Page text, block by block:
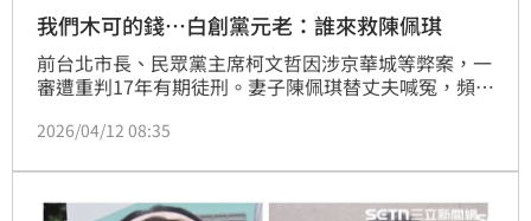
我們木可的錢⋯白創黨元老：誰來救陳佩琪
前台北市長、民眾黨主席柯文哲因涉京華城等弊案，一
審遭重判17年有期徒刑。妻子陳佩琪替丈夫喊冤，頻頻
我們木可的錢，全被操弄成是政治獻金的收入」，遭外
「大媽老司機」朱蕙蓉直接在臉書發文直呼：「陳佩琪
醫生啊⋯誰來救救她啊⋯」。
2026/04/12 08:35